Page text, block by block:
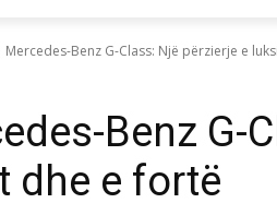
Mercedes-Benz G-Class: Një përzierje e
Benz G-
dhe e fortë